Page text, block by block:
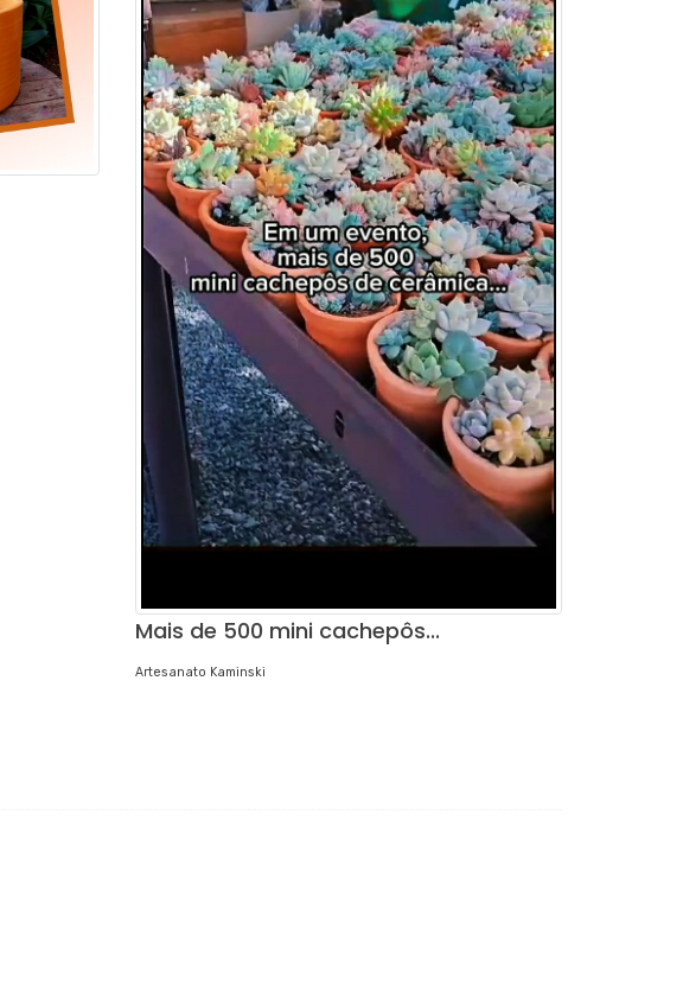
Mais de 500 mini cachepôs...
Artesanato Kaminski